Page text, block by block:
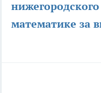
математике за